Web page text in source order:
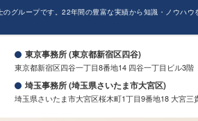
グループです。22年間の豊富な実績から知識・ノウハ
東京事務所 (東京都新宿区四谷)
東京都新宿区四谷一丁目8番地14 四谷一丁目ビル3階
埼玉事務所 (埼玉県さいたま市大宮区)
埼玉県さいたま市大宮区桜木町1丁目9番地18 大宮三